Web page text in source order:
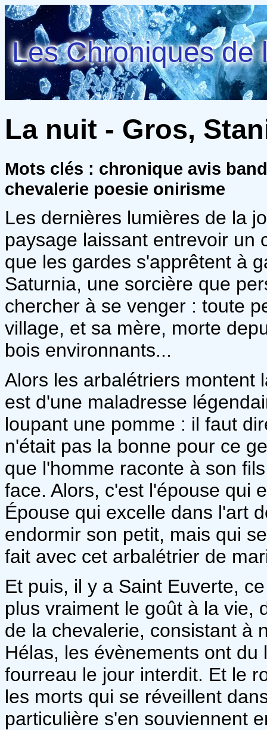
Les Chroniques de
La nuit - Gros,
Mots clés : chronique avis
chevalerie poesie onirisme
Les dernières lumières de la
paysage laissant entrevoir un
que les gardes s'apprêtent à
Saturnia, une sorcière que
chercher à se venger : toute
village, et sa mère, morte
bois environnants...
Alors les arbalétriers montent
est d'une maladresse
loupant une pomme : il faut
n'était pas la bonne pour ce
que l'homme raconte à son
face. Alors, c'est l'épouse qui
Épouse qui excelle dans l'art
endormir son petit, mais qui
fait avec cet arbalétrier de
Et puis, il y a Saint Euverte,
plus vraiment le goût à la vie,
de la chevalerie, consistant à
Hélas, les évènements ont
fourreau le jour interdit. Et le
les morts qui se réveillent
particulière s'en souviennent